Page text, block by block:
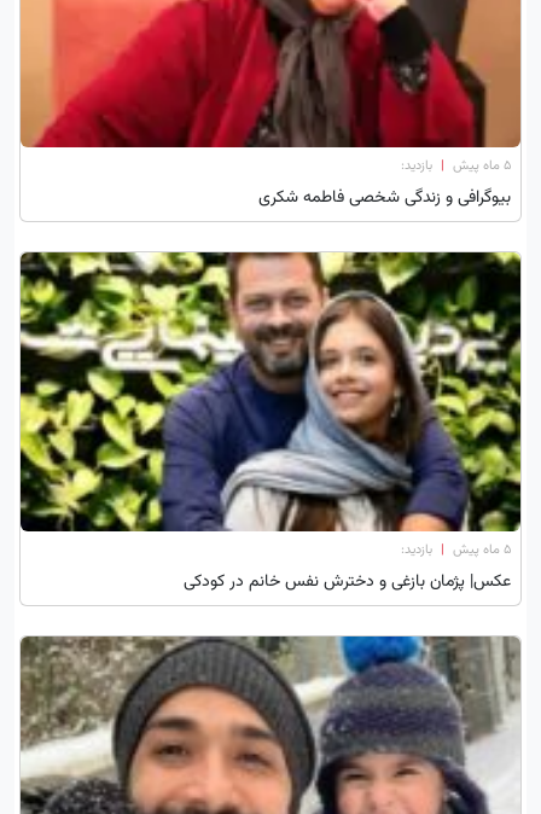
۵ ماه پیش | بازدید:
بیوگرافی و زندگی شخصی فاطمه شکری
۵ ماه پیش | بازدید:
عکس| پژمان بازغی و دخترش نفس خانم در کودکی